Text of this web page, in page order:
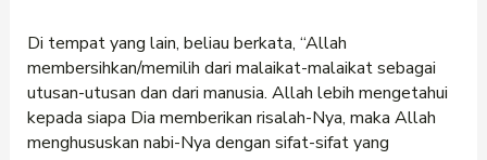
Di tempat yang lain, beliau berkata, “Allah
membersihkan/memilih dari malaikat-malaikat sebagai
utusan-utusan dan dari manusia. Allah lebih mengetahui
kepada siapa Dia memberikan risalah-Nya, maka Allah
menghususkan nabi-Nya dengan sifat-sifat yang